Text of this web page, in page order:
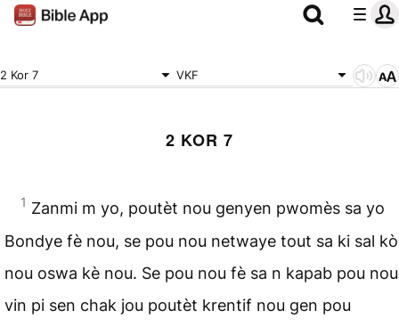
2 Kor 7 VKF
2 KOR 7
1 Zanmi m yo, poutèt nou genyen pwomès sa yo
Bondye fè nou, se pou nou netwaye tout sa ki sal kò
nou oswa kè nou. Se pou nou fè sa n kapab pou nou
vin pi sen chak jou poutèt krentif nou gen pou